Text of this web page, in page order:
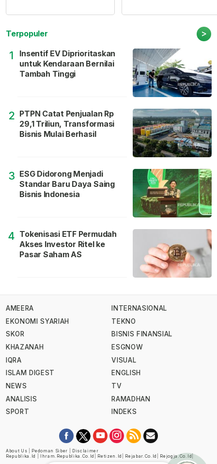
Terpopuler >
1
Insentif EV Diprioritaskan
untuk Kendaraan Bernilai
Tambah Tinggi
2 PTPN Catat Penjualan Rp
29,1 Triliun, Transformasi
Bisnis Mulai Berhasil
3 ESG Didorong Menjadi
Standar Baru Daya Saing
Bisnis Indonesia
4 Tokenisasi ETF Permudah
Akses Investor Ritel ke
Pasar Saham AS
AMEERA
EKONOMI SYARIAH
SKOR
KHAZANAH
IQRA
ISLAM DIGEST
NEWS
ANALISIS
SPORT
INTERNASIONAL
TEKNO
BISNIS FINANSIAL
ESGNOW
VISUAL
ENGLISH
TV
RAMADHAN
INDEKS
About Us Pedoman Siber
Disclaimer
Republika.id
Ihram.republika.co.id Retizen.id Rejabar.co.id Rejogja.co.id